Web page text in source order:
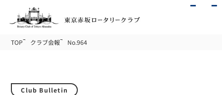
TOP クラブ会報 No.964
Club Bulletin